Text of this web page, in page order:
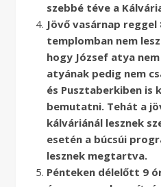
szebbé téve a
Jövő vasárnap
templomban nem
hogy József atya
atyának pedig nem
és Pusztaberkiben is
bemutatni. Tehát a
kálváriánál lesznek
esetén a búcsúi
lesznek megtartva.
Pénteken délelőtt 9